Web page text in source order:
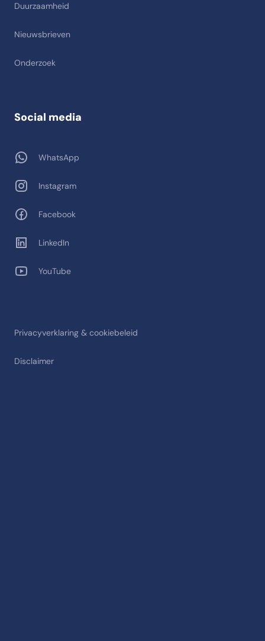
Duurzaamheid
Nieuwsbrieven
Onderzoek
Privacyverklaring & cookiebeleid
Disclaimer
Social media
WhatsApp
Instagram
Facebook
LinkedIn
YouTube